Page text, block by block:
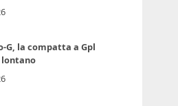
G, la compatta a Gpl
lontano